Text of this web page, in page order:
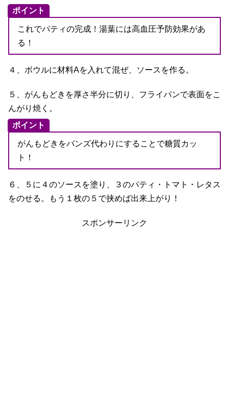
ポイント
これでパティの完成！湯葉には高血圧予防効果があ
る！
４、ボウルに材料Aを入れて混ぜ、ソースを作る。
５、がんもどきを厚さ半分に切り、フライパンで表面をこ
んがり焼く。
ポイント
がんもどきをバンズ代わりにすることで糖質カッ
ト！
６、５に４のソースを塗り、３のパティ・トマト・レタス
をのせる。もう１枚の５で挟めば出来上がり！
スポンサーリンク